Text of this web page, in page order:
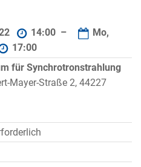
14:00 –
Mo,
17:00
für Synchrotronstrahlung
Mayer-Straße 2, 44227